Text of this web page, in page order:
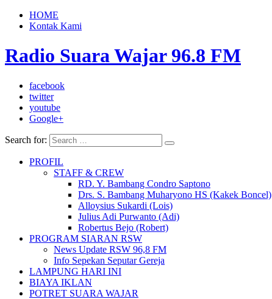
HOME
Kontak Kami
Radio Suara Wajar 96.8 FM
facebook
twitter
youtube
Google+
Search for:
PROFIL
STAFF & CREW
RD. Y. Bambang Condro Saptono
Drs. S. Bambang Muharyono HS (Kakek Boncel)
Alloysius Sukardi (Lois)
Julius Adi Purwanto (Adi)
Robertus Bejo (Robert)
PROGRAM SIARAN RSW
News Update RSW 96,8 FM
Info Sepekan Seputar Gereja
LAMPUNG HARI INI
BIAYA IKLAN
POTRET SUARA WAJAR